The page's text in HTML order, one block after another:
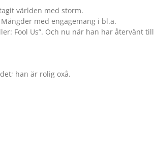
världen med storm.
med engagemang i bl.a.
Fool Us”. Och nu när han har återvänt till
han är rolig oxå.